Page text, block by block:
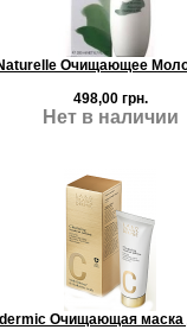
Очищающее
498,00 грн.
Нет в наличии
Очищающая